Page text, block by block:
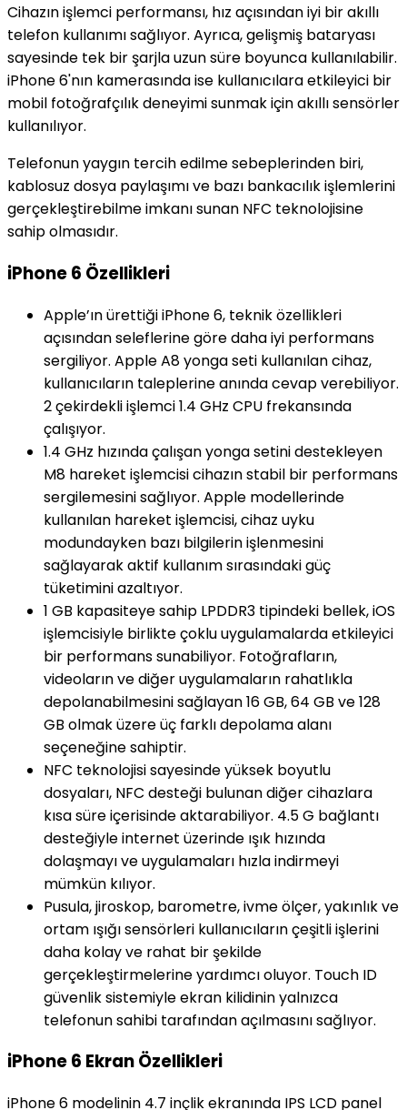
Cihazın işlemci performansı, hız açısından iyi bir akıllı
telefon kullanımı sağlıyor. Ayrıca, gelişmiş bataryası
sayesinde tek bir şarjla uzun süre boyunca kullanılabilir.
iPhone 6'nın kamerasında ise kullanıcılara etkileyici bir
mobil fotoğrafçılık deneyimi sunmak için akıllı sensörler
kullanılıyor.
Telefonun yaygın tercih edilme sebeplerinden biri,
kablosuz dosya paylaşımı ve bazı bankacılık işlemlerini
gerçekleştirebilme imkanı sunan NFC teknolojisine
sahip olmasıdır.
iPhone 6 Özellikleri
Apple’ın ürettiği iPhone 6, teknik özellikleri
açısından seleflerine göre daha iyi performans
sergiliyor. Apple A8 yonga seti kullanılan cihaz,
kullanıcıların taleplerine anında cevap verebiliyor.
2 çekirdekli işlemci 1.4 GHz CPU frekansında
çalışıyor.
1.4 GHz hızında çalışan yonga setini destekleyen
M8 hareket işlemcisi cihazın stabil bir performans
sergilemesini sağlıyor. Apple modellerinde
kullanılan hareket işlemcisi, cihaz uyku
modundayken bazı bilgilerin işlenmesini
sağlayarak aktif kullanım sırasındaki güç
tüketimini azaltıyor.
1 GB kapasiteye sahip LPDDR3 tipindeki bellek, iOS
işlemcisiyle birlikte çoklu uygulamalarda etkileyici
bir performans sunabiliyor. Fotoğrafların,
videoların ve diğer uygulamaların rahatlıkla
depolanabilmesini sağlayan 16 GB, 64 GB ve 128
GB olmak üzere üç farklı depolama alanı
seçeneğine sahiptir.
NFC teknolojisi sayesinde yüksek boyutlu
dosyaları, NFC desteği bulunan diğer cihazlara
kısa süre içerisinde aktarabiliyor. 4.5 G bağlantı
desteğiyle internet üzerinde ışık hızında
dolaşmayı ve uygulamaları hızla indirmeyi
mümkün kılıyor.
Pusula, jiroskop, barometre, ivme ölçer, yakınlık ve
ortam ışığı sensörleri kullanıcıların çeşitli işlerini
daha kolay ve rahat bir şekilde
gerçekleştirmelerine yardımcı oluyor. Touch ID
güvenlik sistemiyle ekran kilidinin yalnızca
telefonun sahibi tarafından açılmasını sağlıyor.
iPhone 6 Ekran Özellikleri
iPhone 6 modelinin 4.7 inçlik ekranında IPS LCD panel